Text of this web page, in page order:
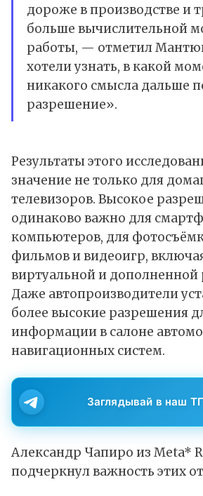
дороже в производстве и
больше вычислительной
работы, — отметил
хотели узнать, в какой
никакого смысла дальше
разрешение».
Результаты этого
значение не только для
телевизоров. Высокое
одинаково важно для
компьютеров, для
фильмов и видеоигр,
виртуальной и дополненной
Даже автопроизводители
более высокие разрешения
информации в салоне
навигационных систем.
Заглядывай в наш
Александр Чапиро из Meta*
подчеркнул важность этих